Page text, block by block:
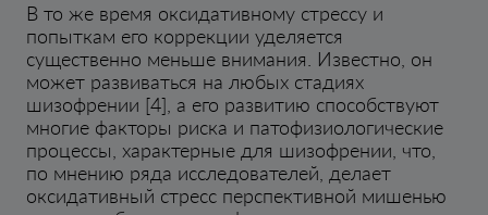
В то же время оксидативному стрессу и
попыткам его коррекции уделяется
существенно меньше внимания. Известно, он
может развиваться на любых стадиях
шизофрении [4], а его развитию способствуют
многие факторы риска и патофизиологические
процессы, характерные для шизофрении, что,
по мнению ряда исследователей, делает
оксидативный стресс перспективной мишенью